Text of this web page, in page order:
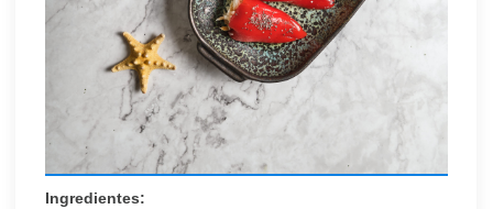
Ingredientes: